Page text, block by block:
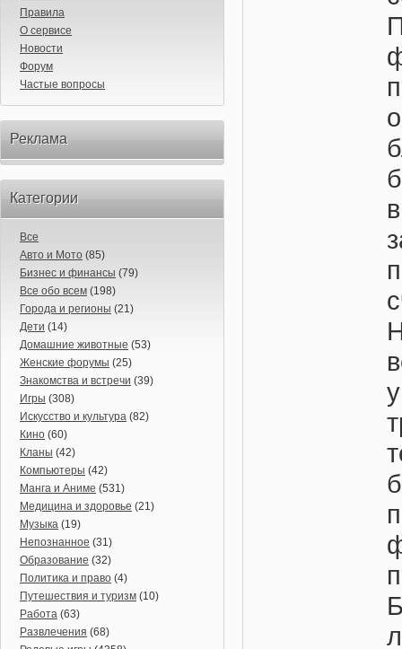
Правила
О сервисе
Новости
Форум
Частые вопросы
Реклама
Категории
Все
Авто и Мото (85)
Бизнес и финансы (79)
Все обо всем (198)
Города и регионы (21)
Дети (14)
Домашние животные (53)
Женские форумы (25)
Знакомства и встречи (39)
Игры (308)
Искусство и культура (82)
Кино (60)
Кланы (42)
Компьютеры (42)
Манга и Аниме (531)
Медицина и здоровье (21)
Музыка (19)
Непознанное (31)
Образование (32)
Политика и право (4)
Путешествия и туризм (10)
Работа (63)
Развлечения (68)